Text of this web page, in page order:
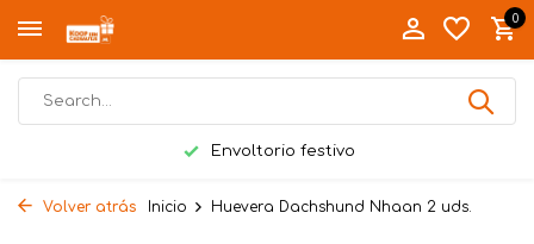
0
Envoltorio festivo
Volver atrás Inicio Huevera Dachshund Nhaan 2 uds.